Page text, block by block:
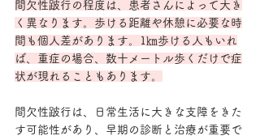
間欠性跛行の程度は、患者さんによって大き
く異なります。歩ける距離や休憩に必要な時
間も個人差があります。1㎞歩ける人もいれ
ば、重症の場合、数十メートル歩くだけで症
状が現れることもあります。
間欠性跛行は、日常生活に大きな支障をきた
す可能性があり、早期の診断と治療が重要で